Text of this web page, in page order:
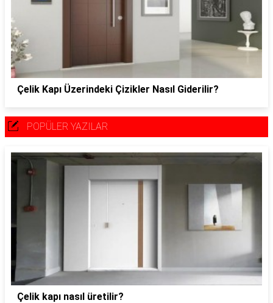
Çelik Kapı Üzerindeki Çizikler Nasıl Giderilir?
POPÜLER YAZILAR
Çelik kapı nasıl üretilir?